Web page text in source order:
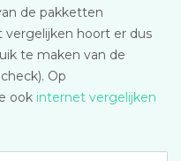
de pakketten
vergelijken hoort er dus
te maken van de
Op
ook internet vergelijken